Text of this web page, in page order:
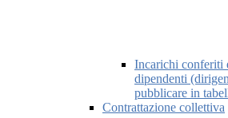
Incarichi conferiti
dipendenti
pubblicare in
Contrattazione collettiva